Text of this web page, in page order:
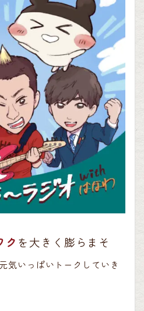
ク を大きく膨らまそ
気いっぱいトークしていき